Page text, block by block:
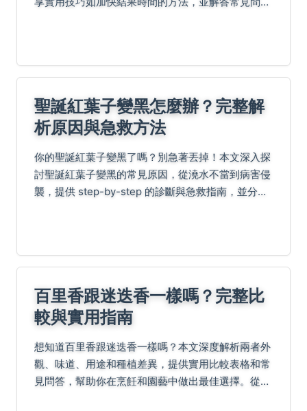
聖誕紅葉子變黑怎麼辦？完整解
析原因與急救方法
你的聖誕紅葉子變黑了嗎？別急著丟掉！本文深入探
討聖誕紅葉子變黑的常見原因，從澆水不當到病害侵
襲，提供 step-by-step 的診斷與急救指南，並分享
百里香跟迷迭香一樣嗎？完整比
較與實用指南
想知道百里香跟迷迭香一樣嗎？本文深度解析兩者外
觀、味道、用途和種植差異，提供實用比較表格和常
見問答，幫助你在烹飪和園藝中做出最佳選擇。從基